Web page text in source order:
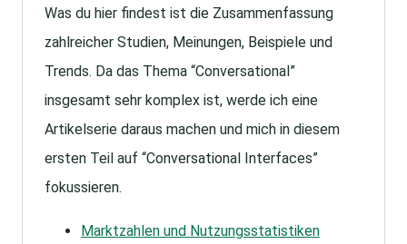
Was du hier findest ist die Zusammenfassung
zahlreicher Studien, Meinungen, Beispiele und
Trends. Da das Thema “Conversational”
insgesamt sehr komplex ist, werde ich eine
Artikelserie daraus machen und mich in diesem
ersten Teil auf “Conversational Interfaces”
fokussieren.
Marktzahlen und Nutzungsstatistiken